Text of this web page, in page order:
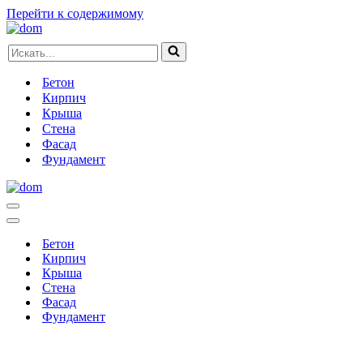
Перейти к содержимому
Искать...
Бетон
Кирпич
Крыша
Стена
Фасад
Фундамент
Меню
навигации
Меню
навигацииБетон
Кирпич
Крыша
Стена
Фасад
Фундамент